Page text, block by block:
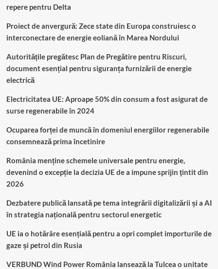
repere pentru Delta
Proiect de anvergură: Zece state din Europa construiesc o
interconectare de energie eoliană în Marea Nordului
Autoritățile pregătesc Plan de Pregătire pentru Riscuri,
document esențial pentru siguranța furnizării de energie
electrică
Electricitatea UE: Aproape 50% din consum a fost asigurat de
surse regenerabile în 2024
Ocuparea forței de muncă în domeniul energiilor regenerabile
consemnează prima încetinire
România menține schemele universale pentru energie,
devenind o excepție la decizia UE de a impune sprijin ţintit din
2026
Dezbatere publică lansată pe tema integrării digitalizării și a AI
în strategia națională pentru sectorul energetic
UE ia o hotărâre esențială pentru a opri complet importurile de
gaze și petrol din Rusia
VERBUND Wind Power România lansează la Tulcea o unitate